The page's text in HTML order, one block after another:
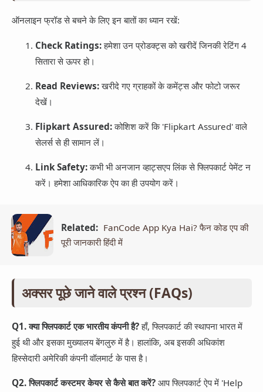
ऑनलाइन फ्रॉड से बचने के लिए इन बातों का ध्यान रखें:
Check Ratings:हमेशा उन प्रोडक्ट्स को खरीदें जिनकी रेटिंग 4
सितारा से ऊपर हो।
Read Reviews:खरीदे गए ग्राहकों के कमेंट्स और फोटो जरूर
देखें।
Flipkart Assured:कोशिश करें कि 'Flipkart Assured' वाले
सेलर्स से ही सामान लें।
Link Safety:कभी भी अनजान व्हाट्सएप लिंक से फ्लिपकार्ट पेमेंट न
करें। हमेशा आधिकारिक ऐप का ही उपयोग करें।
Related: FanCode App Kya Hai? फैन कोड एप की
पूरी जानकारी हिंदी में
अक्सर पूछे जाने वाले प्रश्न (FAQs)
Q1. क्या फ्लिपकार्ट एक भारतीय कंपनी है?हाँ, फ्लिपकार्ट की स्थापना भारत में
हुई थी और इसका मुख्यालय बेंगलुरु में है। हालांकि, अब इसकी अधिकांश
हिस्सेदारी अमेरिकी कंपनी वॉलमार्ट के पास है।
Q2. फ्लिपकार्ट कस्टमर केयर से कैसे बात करें?आप फ्लिपकार्ट ऐप में 'Help